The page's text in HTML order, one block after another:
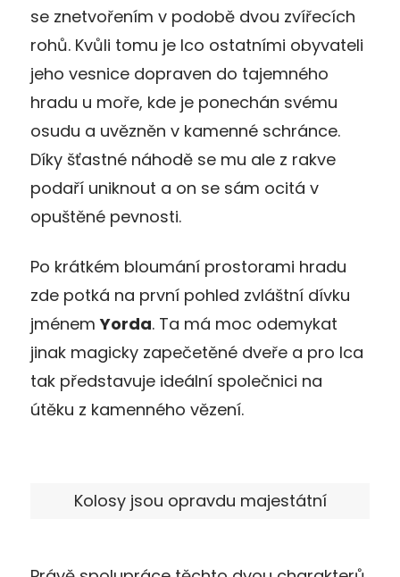
se znetvořením v podobě dvou zvířecích
rohů. Kvůli tomu je Ico ostatními obyvateli
jeho vesnice dopraven do tajemného
hradu u moře, kde je ponechán svému
osudu a uvězněn v kamenné schránce.
Díky šťastné náhodě se mu ale z rakve
podaří uniknout a on se sám ocitá v
opuštěné pevnosti.
Po krátkém bloumání prostorami hradu
zde potká na první pohled zvláštní dívku
jménemYorda. Ta má moc odemykat
jinak magicky zapečetěné dveře a pro Ica
tak představuje ideální společnici na
útěku z kamenného vězení.
Kolosy jsou opravdu majestátní